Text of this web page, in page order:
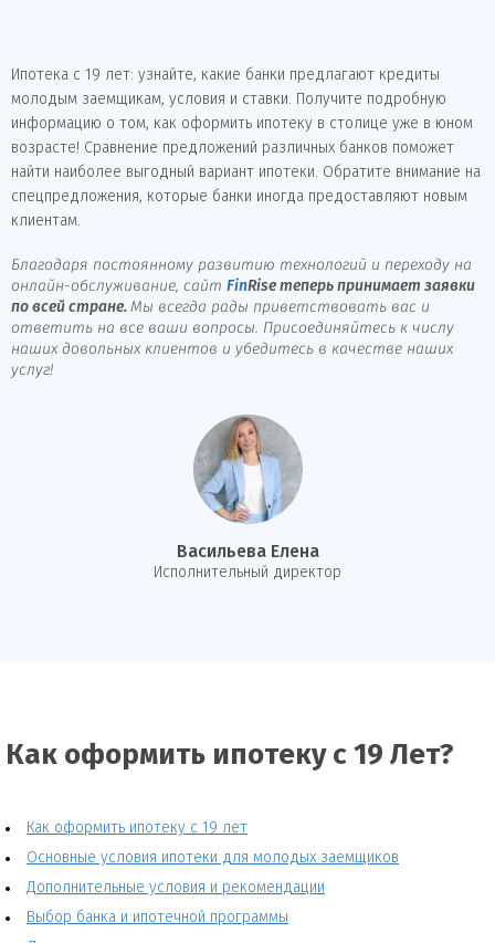
Ипотека с 19 лет: узнайте, какие банки предлагают кредиты
молодым заемщикам, условия и ставки. Получите подробную
информацию о том, как оформить ипотеку в столице уже в юном
возрасте! Сравнение предложений различных банков поможет
найти наиболее выгодный вариант ипотеки. Обратите внимание на
спецпредложения, которые банки иногда предоставляют новым
клиентам.
Благодаря постоянному развитию технологий и переходу на
онлайн-обслуживание, сайт FinRise теперь принимает заявки
по всей стране. Мы всегда рады приветствовать вас и
ответить на все ваши вопросы. Присоединяйтесь к числу
наших довольных клиентов и убедитесь в качестве наших
услуг!
Васильева Елена
И сполнительный директор
Как оформить ипотеку с 19 Лет?
Как оформить ипотеку с 19 лет
Основные условия ипотеки для молодых заемщиков
Дополнительные условия и рекомендации
Выбор банка и ипотечной программы